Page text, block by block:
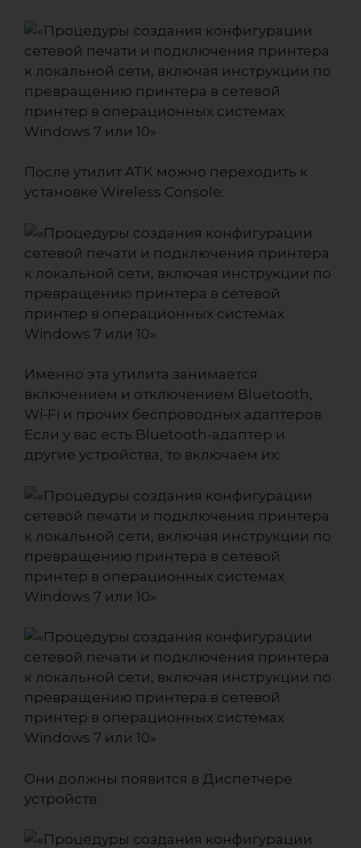
После утилит ATK можно переходить к
установке Wireless Console:
Именно эта утилита занимается
включением и отключением Bluetooth,
Wi-Fi и прочих беспроводных адаптеров.
Если у вас есть Bluetooth-адаптер и
другие устройства, то включаем их:
Они должны появится в Диспетчере
устройств: